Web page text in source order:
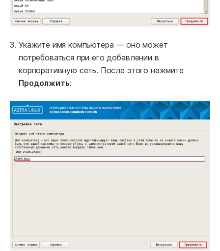
Укажите имя компьютера — оно может
потребоваться при его добавлении в
корпоративную сеть. После этого нажмите
Продолжить: